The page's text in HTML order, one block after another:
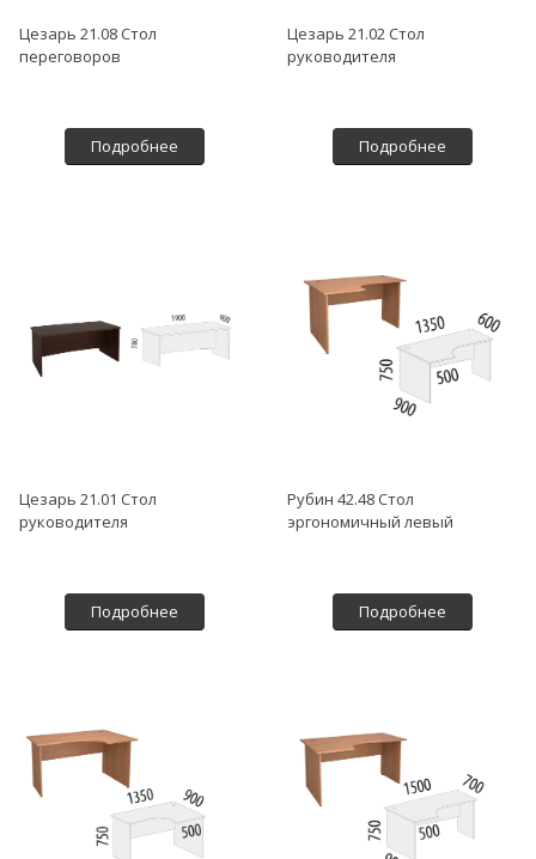
Цезарь 21.08 Стол
переговоров
Подробнее
Цезарь 21.02 Стол
руководителя
Подробнее
Цезарь 21.01 Стол
руководителя
Подробнее
Рубин 42.48 Стол
эргономичный левый
Подробнее